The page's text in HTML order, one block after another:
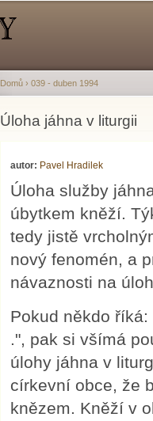
Jste zde
Domů › 039 - duben 1994
Úloha jáhna v liturgii
autor: Pavel Hradilek
Úloha služby
úbytkem kněží.
tedy jistě
nový fenomén, a
návaznosti na
Pokud někdo
.", pak si všímá
úlohy jáhna v
církevní obce, že
knězem. Kněží v